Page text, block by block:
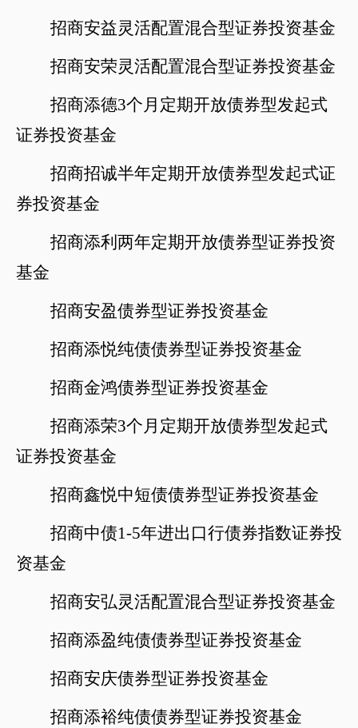
招商安益灵活配置混合型证券投资基金
招商安荣灵活配置混合型证券投资基金
招商添德3个月定期开放债券型发起式
证券投资基金
招商招诚半年定期开放债券型发起式证
券投资基金
招商添利两年定期开放债券型证券投资
基金
招商安盈债券型证券投资基金
招商添悦纯债债券型证券投资基金
招商金鸿债券型证券投资基金
招商添荣3个月定期开放债券型发起式
证券投资基金
招商鑫悦中短债债券型证券投资基金
招商中债1-5年进出口行债券指数证券投
资基金
招商安弘灵活配置混合型证券投资基金
招商添盈纯债债券型证券投资基金
招商安庆债券型证券投资基金
招商添裕纯债债券型证券投资基金